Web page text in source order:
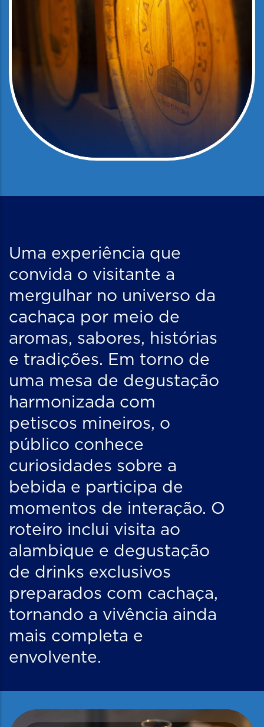
Uma experiência que
convida o visitante a
mergulhar no universo da
cachaça por meio de
aromas, sabores, histórias
e tradições. Em torno de
uma mesa de degustação
harmonizada com
petiscos mineiros, o
público conhece
curiosidades sobre a
bebida e participa de
momentos de interação. O
roteiro inclui visita ao
alambique e degustação
de drinks exclusivos
preparados com cachaça,
tornando a vivência ainda
mais completa e
envolvente.